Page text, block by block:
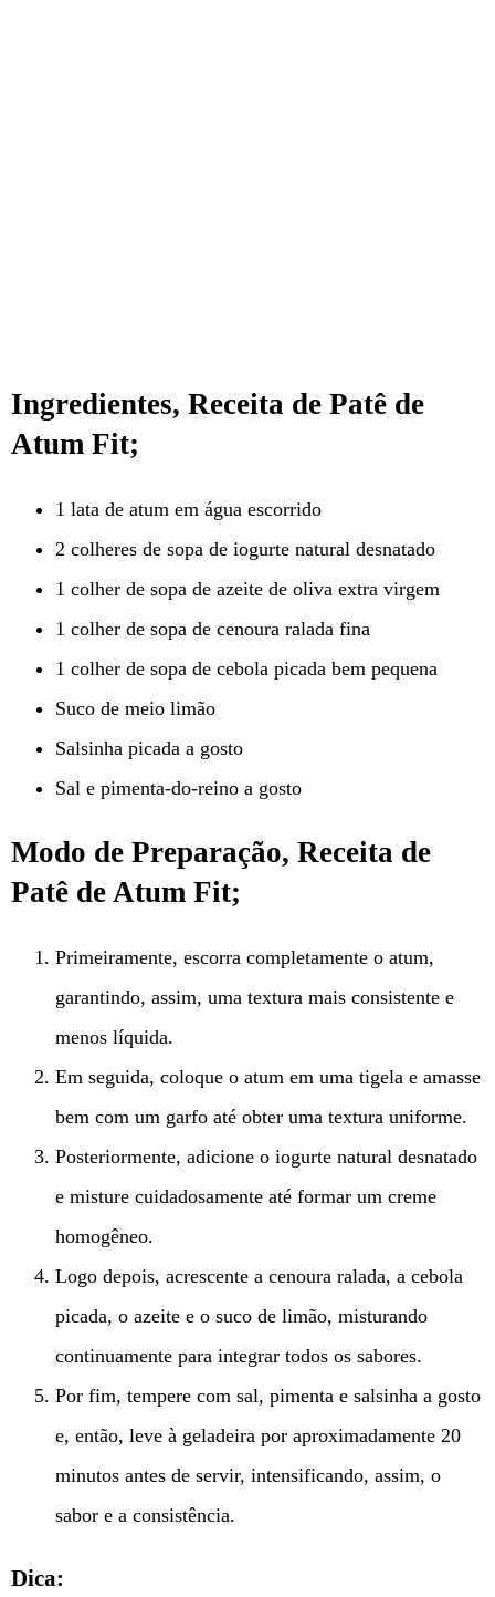
Ingredientes, Receita de Patê de
Atum Fit;
1 lata de atum em água escorrido
2 colheres de sopa de iogurte natural desnatado
1 colher de sopa de azeite de oliva extra virgem
1 colher de sopa de cenoura ralada fina
1 colher de sopa de cebola picada bem pequena
Suco de meio limão
Salsinha picada a gosto
Sal e pimenta-do-reino a gosto
Modo de Preparação, Receita de
Patê de Atum Fit;
Primeiramente, escorra completamente o atum,
garantindo, assim, uma textura mais consistente e
menos líquida.
Em seguida, coloque o atum em uma tigela e amasse
bem com um garfo até obter uma textura uniforme.
Posteriormente, adicione o iogurte natural desnatado
e misture cuidadosamente até formar um creme
homogêneo.
Logo depois, acrescente a cenoura ralada, a cebola
picada, o azeite e o suco de limão, misturando
continuamente para integrar todos os sabores.
Por fim, tempere com sal, pimenta e salsinha a gosto
e, então, leve à geladeira por aproximadamente 20
minutos antes de servir, intensificando, assim, o
sabor e a consistência.
Dica: